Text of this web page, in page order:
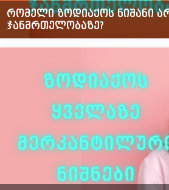
რომელი ზოდიაქოს ნიშანი
ჯანმრთელობაზე?